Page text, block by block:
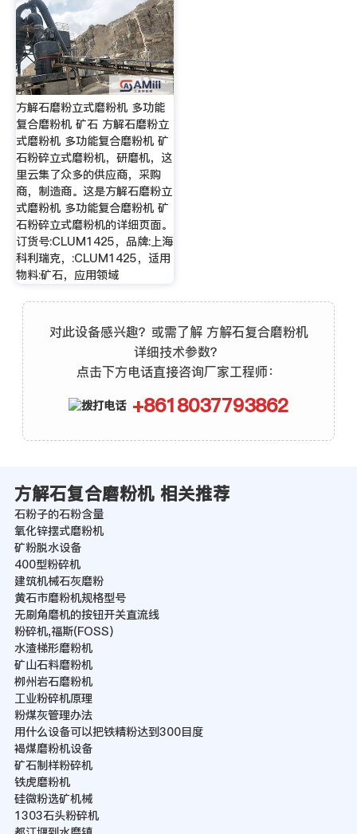
方解石磨粉立式磨粉机 多功能
复合磨粉机 矿石 方解石磨粉立
式磨粉机 多功能复合磨粉机 矿
石粉碎立式磨粉机，研磨机，这
里云集了众多的供应商，采购
商，制造商。这是方解石磨粉立
式磨粉机 多功能复合磨粉机 矿
石粉碎立式磨粉机的详细页面。
订货号:CLUM1425，品牌:上海
科利瑞克，:CLUM1425，适用
物料:矿石，应用领域
对此设备感兴趣？或需了解 方解石复合磨粉机
详细技术参数？
点击下方电话直接咨询厂家工程师：
+8618037793862
方解石复合磨粉机 相关推荐
石粉子的石粉含量
氧化锌摆式磨粉机
矿粉脱水设备
400型粉碎机
建筑机械石灰磨粉
黄石市磨粉机规格型号
无刷角磨机的按钮开关直流线
粉碎机,福斯(FOSS)
水渣梯形磨粉机
矿山石料磨粉机
栁州岩石磨粉机
工业粉碎机原理
粉煤灰管理办法
用什么设备可以把铁精粉达到300目度
褐煤磨粉机设备
矿石制样粉碎机
铁虎磨粉机
硅微粉选矿机械
1303石头粉碎机